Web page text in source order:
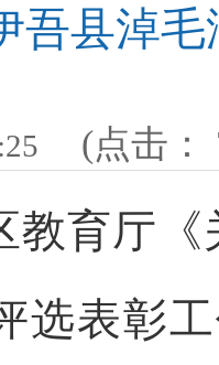
吾县淖
(点击：
教育厅《
选表彰